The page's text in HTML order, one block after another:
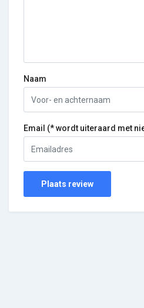
Naam
Email (* wordt uiteraard met
Plaats review